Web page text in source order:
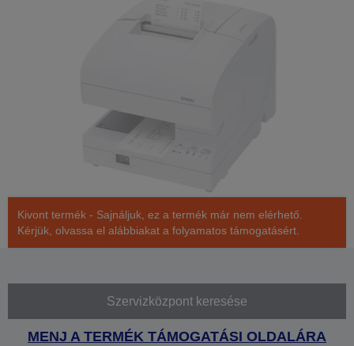
Kivont termék - Sajnáljuk, ez a termék már nem elérhető.
Kérjük, olvassa el alábbiakat a folyamatos támogatásért.
Szervizközpont keresése
MENJ A TERMÉK TÁMOGATÁSI OLDALÁRA